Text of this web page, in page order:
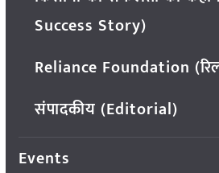
Success Story)
Reliance Foundation
संपादकीय (Editorial)
Events